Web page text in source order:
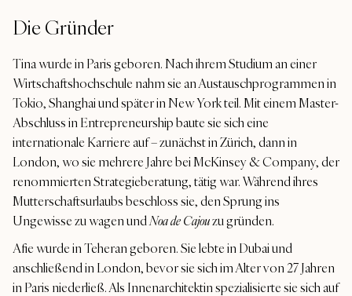
Die Gründer
Tina wurde in Paris geboren. Nach ihrem Studium an einer
Wirtschaftshochschule nahm sie an Austauschprogrammen in
Tokio, Shanghai und später in New York teil. Mit einem Master-
Abschluss in Entrepreneurship baute sie sich eine
internationale Karriere auf – zunächst in Zürich, dann in
London, wo sie mehrere Jahre bei McKinsey & Company, der
renommierten Strategieberatung, tätig war. Während ihres
Mutterschaftsurlaubs beschloss sie, den Sprung ins
Ungewisse zu wagen undNoa de Cajouzu gründen.
Afie wurde in Teheran geboren. Sie lebte in Dubai und
anschließend in London, bevor sie sich im Alter von 27 Jahren
in Paris niederließ. Als Innenarchitektin spezialisierte sie sich auf